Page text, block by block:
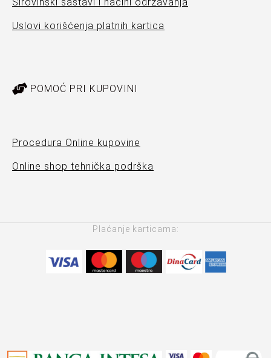
Uslovi korišćenja platnih kartica
POMOĆ PRI KUPOVINI
Procedura Online kupovine
Online shop tehnička podrška
Plaćanje karticama: